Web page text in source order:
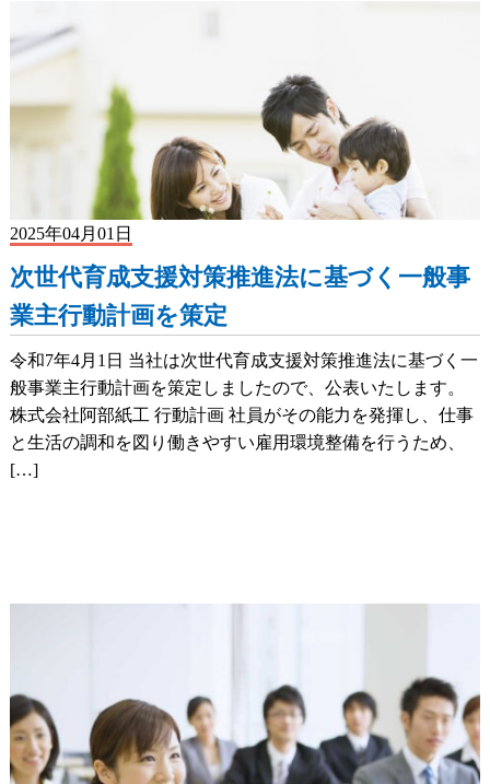
2025年04月01日
次世代育成支援対策推進法に基づく一般事
業主行動計画を策定
令和7年4月1日 当社は次世代育成支援対策推進法に基づく一
般事業主行動計画を策定しましたので、公表いたします。
株式会社阿部紙工 行動計画 社員がその能力を発揮し、仕事
と生活の調和を図り働きやすい雇用環境整備を行うため、
[…]